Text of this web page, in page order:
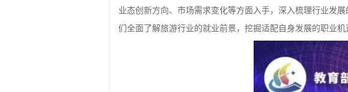
业态创新方向、市场需求变化等方面入手，深入梳理行业发
们全面了解旅游行业的就业前景，挖掘适配自身发展的职业机